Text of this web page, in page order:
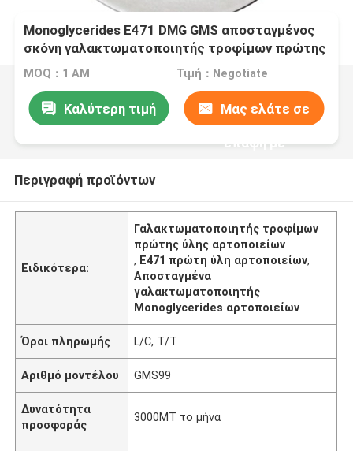
Monoglycerides E471 DMG GMS αποσταγμένος
σκόνη γαλακτωματοποιητής τροφίμων πρώτης
ύλης αρτοποιείων
MOQ：1 ΑΜ Τιμή：Negotiate
Καλύτερη τιμή Μας ελάτε σε
επαφή με
Περιγραφή προϊόντων
Ειδικότερα:
Γαλακτωματοποιητής τροφίμων
πρώτης ύλης αρτοποιείων
, E471 πρώτη ύλη αρτοποιείων,
Αποσταγμένα
γαλακτωματοποιητής
Monoglycerides αρτοποιείων
Όροι πληρωμής L/C, T/T
Αριθμό μοντέλου GMS99
Δυνατότητα
προσφοράς
3000MT το μήνα